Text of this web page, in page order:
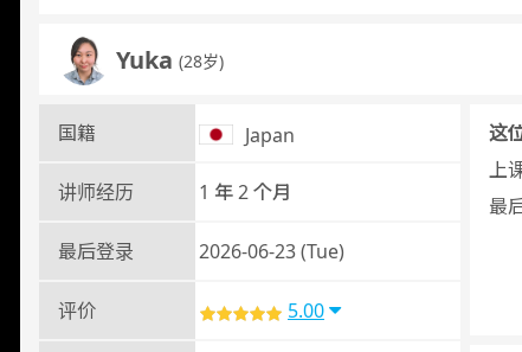
Yuka (28岁)
国籍 Japan
讲师经历 1 年 2 个月
最后登录 2026-06-23 (Tue)
评价 5.00
这
上
最